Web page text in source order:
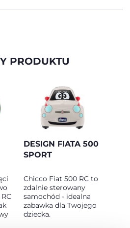
PRODUKTU
DESIGN FIATA 500
SPORT
Chicco Fiat 500 RC to
zdalnie sterowany
samochód - idealna
zabawka dla Twojego
dziecka.